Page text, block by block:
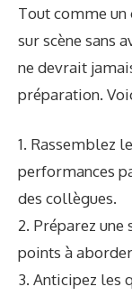
Tout comme un
sur scène sans
ne devrait
préparation.
1. Rassemblez
performances
des collègues.
2. Préparez
points à
3. Anticipez les